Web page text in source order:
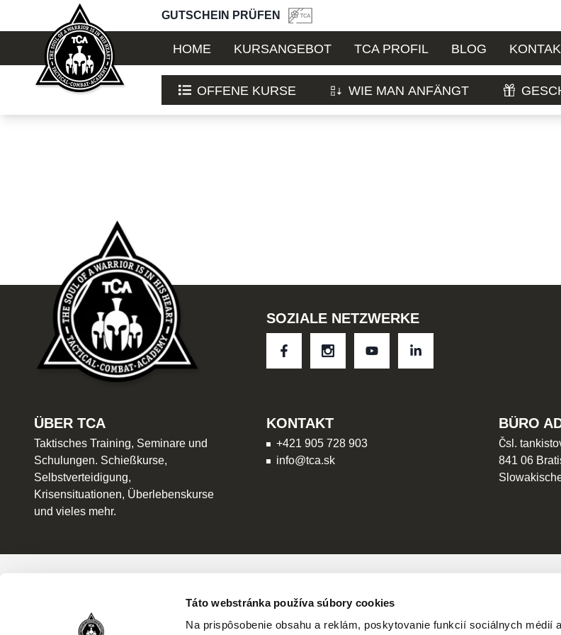
Táto webstránka používa súbory cookies
Na prispôsobenie obsahu a reklám, poskytovanie funkcií sociálnych médií
GUTSCHEIN PRÜFEN
HOME KURSANGEBOT TCA PROFIL BLOG
OFFENE KURSE WIE MAN ANFÄNGT
SOZIALE NETZWERKE
ÜBER TCA
Taktisches Training, Seminare und
Schulungen. Schießkurse,
Selbstverteidigung,
Krisensituationen, Überlebenskurse
und vieles mehr.
KONTAKT
+421 905 728 903
info@tca.sk
BÜRO
Čsl.
841 06
BEGLEITEN SIE UNS!